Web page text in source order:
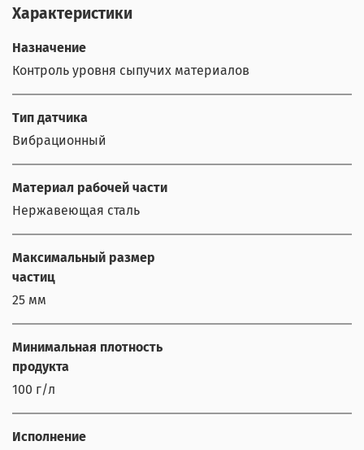
Характеристики
Назначение
Контроль уровня сыпучих материалов
Тип датчика
Вибрационный
Материал рабочей части
Нержавеющая сталь
Максимальный размер
частиц
25 мм
Минимальная плотность
продукта
100 г/л
Исполнение